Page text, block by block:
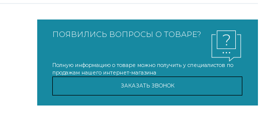
ПОЯВИЛИСЬ ВОПРОСЫ О ТОВАРЕ?
Полную информацию о товаре можно получить у специалистов по
продажам нашего интернет-магазина
ЗАКАЗАТЬ ЗВОНОК